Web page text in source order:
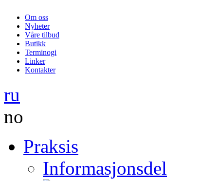
Om oss
Nyheter
Våre tilbud
Butikk
Terminogi
Linker
Kontakter
ru
no
Praksis
Informasjonsdel